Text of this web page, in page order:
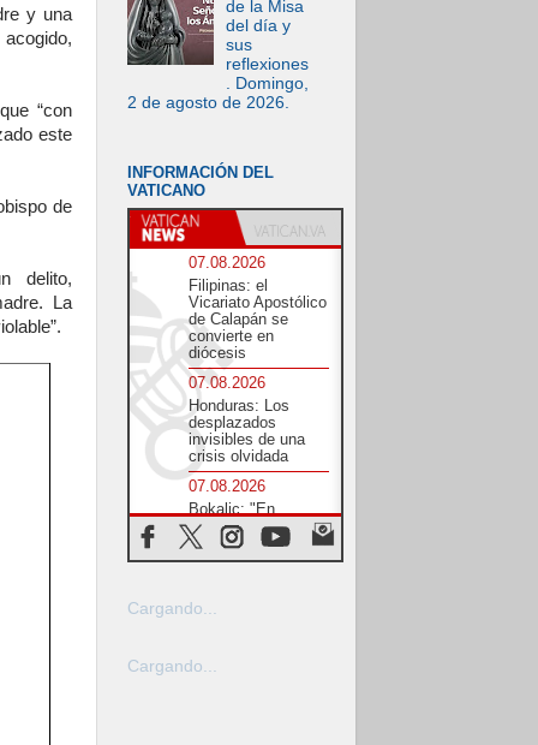
y una
“con
este
de
delito,
La
de la Misa
del día y
sus
reflexiones
. Domingo,
2 de agosto de 2026.
INFORMACIÓN DEL
VATICANO
07.08.2026
Filipinas: el
Vicariato Apostólico
de Calapán se
convierte en
diócesis
07.08.2026
Honduras: Los
desplazados
invisibles de una
crisis olvidada
07.08.2026
Bokalic: "En
Argentina el Papa
León señalará el
compromiso del
07.08.2026
cesa: 300 muertos
Cargando...
Cargando...